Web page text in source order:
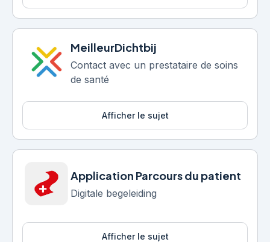
MeilleurDichtbij
Contact avec un prestataire de soins
de santé
Afficher le sujet
Application Parcours du patient
Digitale begeleiding
Afficher le sujet